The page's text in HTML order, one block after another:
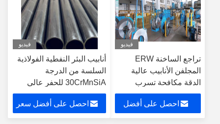
فيديو
تراجع الساخنة ERW
المجلفن الأنابيب عالية
الدقة مكافحة تسرب
لمكيف الهواء
احصل على أفضل
فيديو
أنابيب البئر النفطية الفولاذية
السلسة من الدرجة
30CrMnSiA للحفر عالي
الضغط مع مقاومة للتآكل
احصل على أفضل سعر